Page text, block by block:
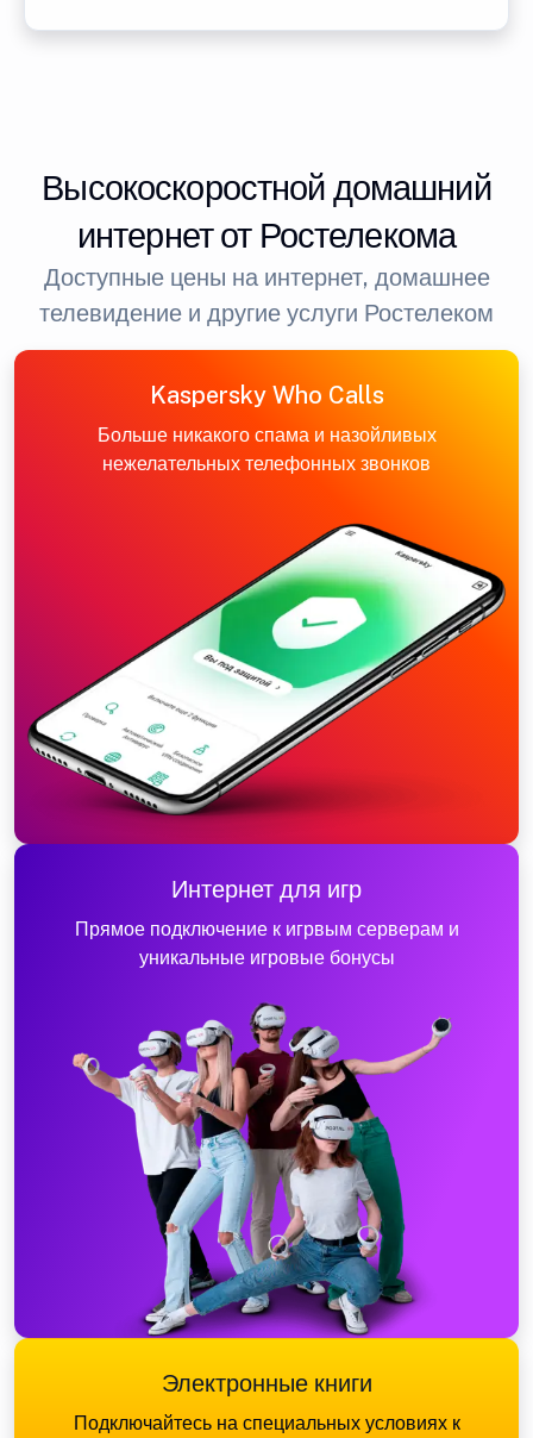
Высокоскоростной домашний
интернет от Ростелекома
Доступные цены на интернет, домашнее
телевидение и другие услуги Ростелеком
Kaspersky Who Calls
Больше никакого спама и назойливых
нежелательных телефонных звонков
Интернет для игр
Прямое подключение к игрвым серверам и
уникальные игровые бонусы
Электронные книги
Подключайтесь на специальных условиях к